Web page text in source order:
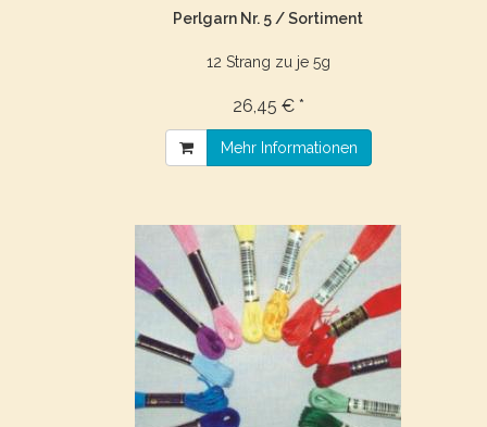
Perlgarn Nr. 5 / Sortiment
12 Strang zu je 5g
26,45 € *
Mehr Informationen